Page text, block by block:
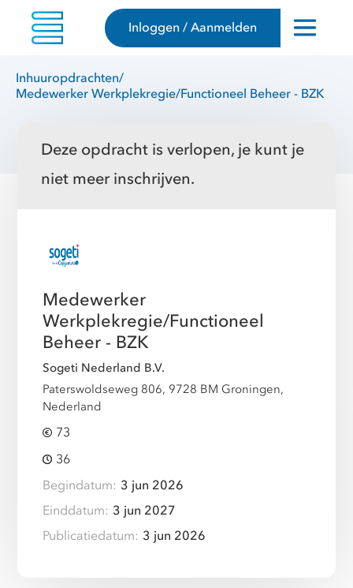
Inloggen / Aanmelden
Inhuuropdrachten/
Medewerker Werkplekregie/Functioneel Beheer - BZK
Deze opdracht is verlopen, je kunt je
niet meer inschrijven.
Medewerker
Werkplekregie/Functioneel
Beheer - BZK
Sogeti Nederland B.V.
Paterswoldseweg 806, 9728 BM Groningen,
Nederland
73
36
Begindatum: 3 jun 2026
Einddatum: 3 jun 2027
Publicatiedatum: 3 jun 2026